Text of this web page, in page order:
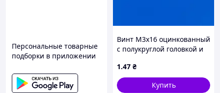
мм. TherMax 10: d02 = 18 мм, h02 = 50 мм.
TherMax 8: ассортимент предлагает
возможности соединения с помощью
метрических винтов M6, саморезов 6,3 мм,
шурупов для ДСП 6,0 мм и шурупов для ДСП
4,5-5,5 мм при использовании дюбеля SX 5.
TherMax 10: ассортимент включает
Персональные товарные
подборки в приложении
Винт М3х16 оцинкованный
с полукруглой головкой и
1.47 ₴
Купить